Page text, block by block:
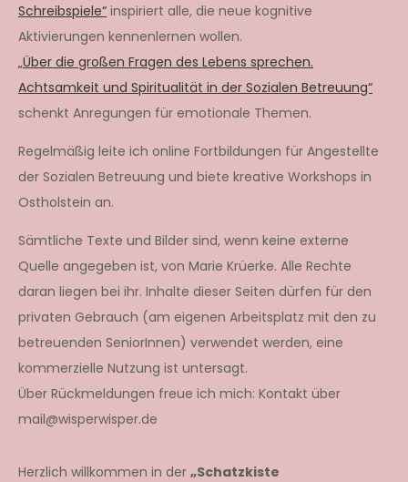
Schreibspiele“ inspiriert alle, die neue kognitive
Aktivierungen kennenlernen wollen.
„Über die großen Fragen des Lebens sprechen.
Achtsamkeit und Spiritualität in der Sozialen Betreuung“
schenkt Anregungen für emotionale Themen.
Regelmäßig leite ich online Fortbildungen für Angestellte
der Sozialen Betreuung und biete kreative Workshops in
Ostholstein an.
Sämtliche Texte und Bilder sind, wenn keine externe
Quelle angegeben ist, von Marie Krüerke. Alle Rechte
daran liegen bei ihr. Inhalte dieser Seiten dürfen für den
privaten Gebrauch (am eigenen Arbeitsplatz mit den zu
betreuenden SeniorInnen) verwendet werden, eine
kommerzielle Nutzung ist untersagt.
Über Rückmeldungen freue ich mich: Kontakt über
mail@wisperwisper.de
Herzlich willkommen in der „Schatzkiste